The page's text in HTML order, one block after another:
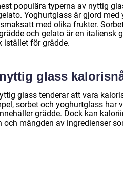
populära typerna av nyttig
Yoghurtglass är gjord
med olika frukter.
och gelato är en italiensk
istället för grädde.
glass
glass tenderar att vara
sorbet och yoghurtglass har
grädde. Dock kan
och mängden av ingredienser